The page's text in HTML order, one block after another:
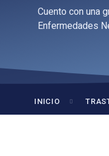
Cuento con una
Enfermedades
INICIO